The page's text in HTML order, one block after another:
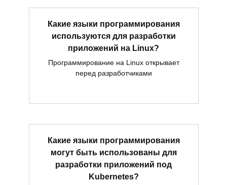
Какие языки программирования
используются для разработки
приложений на Linux?
Программирование на Linux открывает
перед разработчиками
Какие языки программирования
могут быть использованы для
разработки приложений под
Kubernetes?